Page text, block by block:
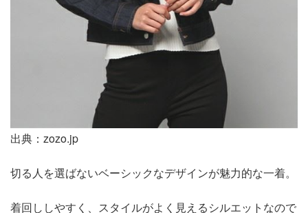
出典：zozo.jp
切る人を選ばないベーシックなデザインが魅力的な一着。
着回ししやすく、スタイルがよく見えるシルエットなので